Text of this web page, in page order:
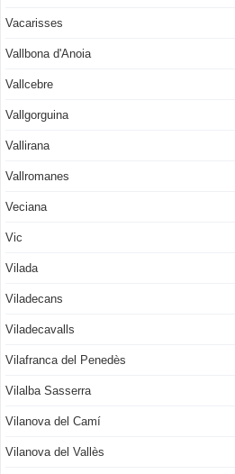
Vacarisses
Vallbona d'Anoia
Vallcebre
Vallgorguina
Vallirana
Vallromanes
Veciana
Vic
Vilada
Viladecans
Viladecavalls
Vilafranca del Penedès
Vilalba Sasserra
Vilanova del Camí
Vilanova del Vallès